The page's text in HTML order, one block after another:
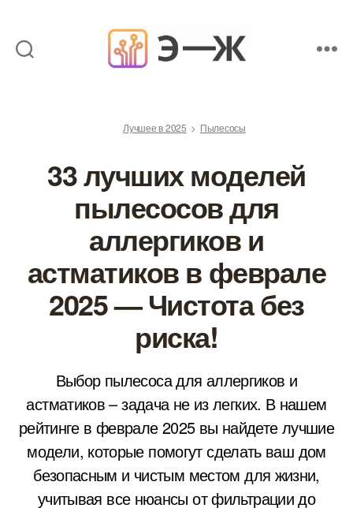
экспертов
Лучшее в 2025 Пылесосы
33 лучших моделей
пылесосов для
аллергиков и
астматиков в феврале
2025 — Чистота без
риска!
Выбор пылесоса для аллергиков и
астматиков – задача не из легких. В нашем
рейтинге в феврале 2025 вы найдете лучшие
модели, которые помогут сделать ваш дом
безопасным и чистым местом для жизни,
учитывая все нюансы от фильтрации до